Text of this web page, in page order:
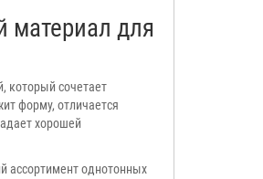
материал для
который сочетает
форму, отличается
хорошей
ассортимент однотонных